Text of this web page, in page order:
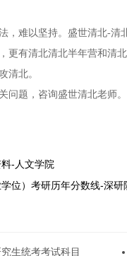
，难以坚持。盛世清北-
更有清北清北半年营和清
清北。
问题，咨询盛世清北老师。
-人文学院
位）考研历年分数线-深研
生统考考试科目